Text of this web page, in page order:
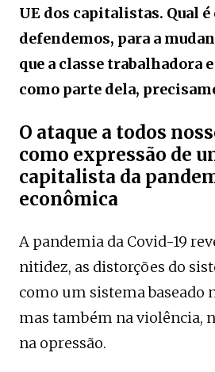
UE dos capitalistas. Qual
defendemos, para a
que a classe trabalhadora
como parte dela,
O ataque a todos
como expressão de
capitalista da
econômica
A pandemia da Covid-19
nitidez, as distorções do
como um sistema baseado
mas também na violência,
na opressão.